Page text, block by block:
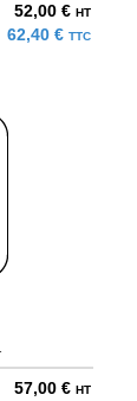
52,00 € HT
62,40 € TTC
57,00 € HT